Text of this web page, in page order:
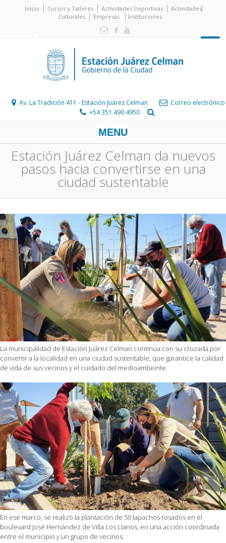
Inicio Cursos y Talleres Actividades Deportivas
Actividades
Culturales
Empresas Instituciones
Av. La Tradición 411 - Estación Juárez Celman
Correo electrónico
+54 351 490 4950
MENU
Estación Juárez Celman da nuevos
pasos hacia convertirse en una
ciudad sustentable
La municipalidad de Estación Juárez Celman continúa con su cruzada por
convertir a la localidad en una ciudad sustentable, que garantice la calidad
de vida de sus vecinos y el cuidado del medioambeinte.
En ese marco, se realizó la plantación de 50 lapachos rosados en el
boulevard José Hernández de Villa Los Llanos, en una acción coordinada
entre el municipio y un grupo de vecinos.